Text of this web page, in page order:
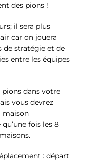
des pions !
il sera plus
car on jouera
de stratégie et de
entre les équipes
pions dans votre
vous devrez
maison
fois les 8
: départ